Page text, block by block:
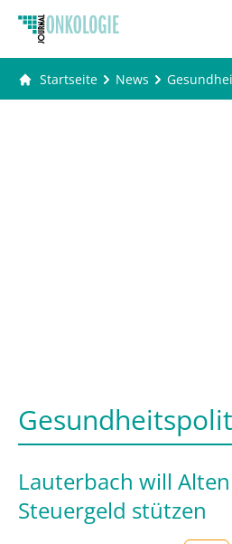
Startseite News
Lauterbach will
Steuergeld stützen